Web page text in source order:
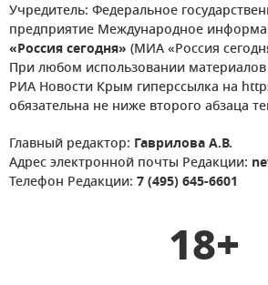
Учредитель: Федеральное
предприятие Международное
«Россия сегодня» (МИА «Россия
При любом использовании материалов
РИА Новости Крым гиперссылка на
обязательна не ниже второго абзаца
Главный редактор: Гаврилова А.В.
Адрес электронной почты Редакции:
Телефон Редакции: 7 (495) 645-6601
18+